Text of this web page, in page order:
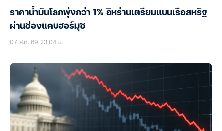
ราคาน้ำมันโลกพุ่งกว่า 1% อิหร่านเตรียมแบนเรือสหรัฐ
ผ่านช่องแคบฮอร์มุซ
07 ส.ค. 69 23:04 น.